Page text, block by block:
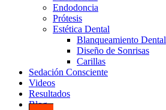
Endodoncia
Prótesis
Estética Dental
Blanqueamiento Dental
Diseño de Sonrisas
Carillas
Sedación Consciente
Videos
Resultados
Blog